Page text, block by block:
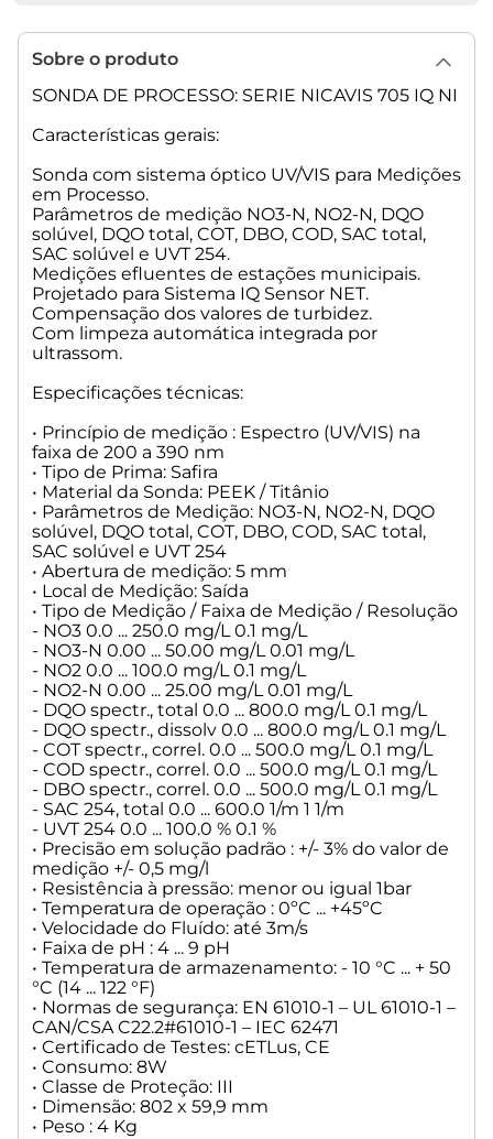
• Resistência à pressão: menor ou igual 1bar
• Temperatura de operação : 0ºC ... +45ºC
• Velocidade do Fluído: até 3m/s
• Temperatura de armazenamento: - 10 °C ... + 50 °C (14 ... 122
• Normas de segurança: EN 61010-1 – UL 61010-1 – CAN/CSA
C22.2#61010-1 – IEC 62471
• Certificado de Testes: cETLus, CE
• Consumo: 8W
• Classe de Proteção: III
• Dimensão: 802 x 59,9 mm
• Peso : 4 Kg
NÃO ACOMPANHA CABO, COTAR SEPARADAMENTE
ACOMPANHA: Sonda, manual de operação
PART NUMBER 481055
MARCA WTW
Sobre o produto
SONDA DE PROCESSO: SERIE NICAVIS 705 IQ NI
Características gerais:
Sonda com sistema óptico UV/VIS para Medições
em Processo.
Parâmetros de medição NO3-N, NO2-N, DQO
solúvel, DQO total, COT, DBO, COD, SAC total,
SAC solúvel e UVT 254.
Medições efluentes de estações municipais.
Projetado para Sistema IQ Sensor NET.
Compensação dos valores de turbidez.
Com limpeza automática integrada por
ultrassom.
Especificações técnicas:
• Princípio de medição : Espectro (UV/VIS) na
faixa de 200 a 390 nm
• Tipo de Prima: Safira
• Material da Sonda: PEEK / Titânio
• Parâmetros de Medição: NO3-N, NO2-N, DQO
solúvel, DQO total, COT, DBO, COD, SAC total,
SAC solúvel e UVT 254
• Abertura de medição: 5 mm
• Local de Medição: Saída
• Tipo de Medição / Faixa de Medição / Resolução
- NO3 0.0 ... 250.0 mg/L 0.1 mg/L
- NO3-N 0.00 ... 50.00 mg/L 0.01 mg/L
- NO2 0.0 ... 100.0 mg/L 0.1 mg/L
- NO2-N 0.00 ... 25.00 mg/L 0.01 mg/L
- DQO spectr., total 0.0 ... 800.0 mg/L 0.1 mg/L
- DQO spectr., dissolv 0.0 ... 800.0 mg/L 0.1 mg/L
- COT spectr., correl. 0.0 ... 500.0 mg/L 0.1 mg/L
- COD spectr., correl. 0.0 ... 500.0 mg/L 0.1 mg/L
- DBO spectr., correl. 0.0 ... 500.0 mg/L 0.1 mg/L
- SAC 254, total 0.0 ... 600.0 1/m 1 1/m
- UVT 254 0.0 ... 100.0 % 0.1 %
• Precisão em solução padrão : +/- 3% do valor de
medição +/- 0,5 mg/l
• Resistência à pressão: menor ou igual 1bar
• Temperatura de operação : 0ºC ... +45ºC
• Velocidade do Fluído: até 3m/s
• Faixa de pH : 4 ... 9 pH
• Temperatura de armazenamento: - 10 °C ... + 50
°C (14 ... 122 °F)
• Normas de segurança: EN 61010-1 – UL 61010-1 –
CAN/CSA C22.2#61010-1 – IEC 62471
• Certificado de Testes: cETLus, CE
• Consumo: 8W
• Classe de Proteção: III
• Dimensão: 802 x 59,9 mm
• Peso : 4 Kg